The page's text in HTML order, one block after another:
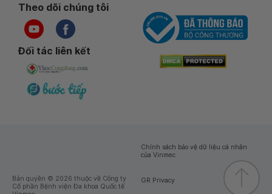
Theo dõi chúng tôi
Đối tác liên kết
Bản quyền © 2026 thuộc về Công ty
Cổ phần Bệnh viện Đa khoa Quốc tế
Chính sách bảo vệ dữ liệu cá nhân
của Vinmec
GR Privacy